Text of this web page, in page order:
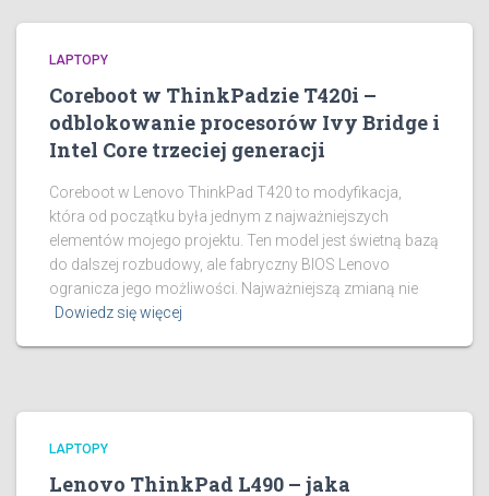
LAPTOPY
Coreboot w ThinkPadzie T420i –
odblokowanie procesorów Ivy Bridge i
Intel Core trzeciej generacji
Coreboot w Lenovo ThinkPad T420 to modyfikacja,
która od początku była jednym z najważniejszych
elementów mojego projektu. Ten model jest świetną bazą
do dalszej rozbudowy, ale fabryczny BIOS Lenovo
ogranicza jego możliwości. Najważniejszą zmianą nie
Dowiedz się więcej
LAPTOPY
Lenovo ThinkPad L490 – jaka